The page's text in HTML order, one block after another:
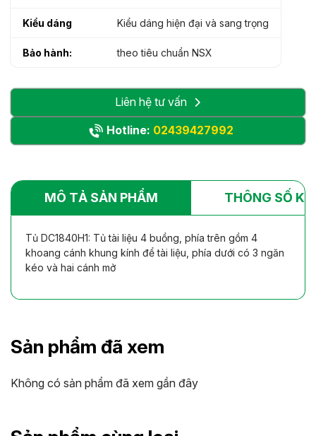
Kiểu dáng Kiểu dáng hiện đại và sang trọng
Bảo hành: theo tiêu chuẩn NSX
Liên hệ tư vấn
Hotline: 02439427992
MÔ TẢ SẢN PHẨM THÔNG SỐ
Tủ DC1840H1: Tủ tài liệu 4 buồng, phía trên gồm 4
khoang cánh khung kính để tài liệu, phía dưới có 3 ngăn
kéo và hai cánh mở
Sản phẩm đã xem
Không có sản phẩm đã xem gần đây